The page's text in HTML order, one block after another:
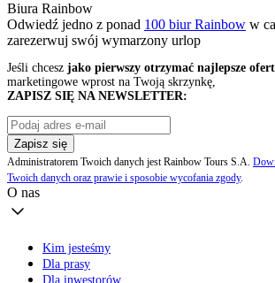
Biura Rainbow
Odwiedź jedno z ponad 100 biur Rainbow w
zarezerwuj swój wymarzony urlop
Jeśli chcesz jako pierwszy otrzymać najlepsze
marketingowe wprost na Twoją skrzynkę,
ZAPISZ SIĘ NA NEWSLETTER:
Zapisz się
Administratorem Twoich danych jest Rainbow Tours S.A.
Twoich danych oraz prawie i sposobie wycofania zgody.
O nas
Kim jesteśmy
Dla prasy
Dla inwestorów